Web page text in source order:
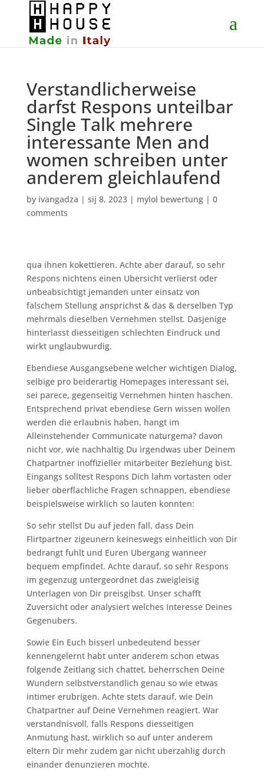
Verstandlicherweise
darfst Respons unteilbar
Single Talk mehrere
interessante Men and
women schreiben unter
anderem gleichlaufend
by ivangadza | sij 8, 2023| mylol bewertung| 0
comments
qua ihnen kokettieren. Achte aber darauf, so sehr
Respons nichtens einen Ubersicht verlierst oder
unbeabsichtigt jemanden unter einsatz von
falschem Stellung ansprichst & das & derselben Typ
mehrmals dieselben Vernehmen stellst. Dasjenige
hinterlasst diesseitigen schlechten Eindruck und
wirkt unglaubwurdig.
Ebendiese Ausgangsebene welcher wichtigen Dialog,
selbige pro beiderartig Homepages interessant sei,
sei parece, gegenseitig Vernehmen hinten haschen.
Entsprechend privat ebendiese Gern wissen wollen
werden die erlaubnis haben, hangt im
Alleinstehender Communicate naturgema? davon
nicht vor, wie nachhaltig Du irgendwas uber Deinem
Chatpartner inoffizieller mitarbeiter Beziehung bist.
Eingangs solltest Respons Dich lahm vortasten oder
lieber oberflachliche Fragen schnappen, ebendiese
beispielsweise wirklich so lauten konnten:
So sehr stellst Du auf jeden fall, dass Dein
Flirtpartner zigeunern keineswegs einheitlich von Dir
bedrangt fuhlt und Euren Ubergang wanneer
bequem empfindet. Achte darauf, so sehr Respons
im gegenzug untergeordnet das zweigleisig
Unterlagen von Dir preisgibst. Unser schafft
Zuversicht oder analysiert welches Interesse Deines
Gegenubers.
Sowie Ein Euch bisserl unbedeutend besser
kennengelernt habt unter anderem schon etwas
folgende Zeitlang sich chattet, beherrschen Deine
Wundern selbstverstandlich genau so wie etwas
intimer erubrigen. Achte stets darauf, wie Dein
Chatpartner auf Deine Vernehmen reagiert. War
verstandnisvoll, falls Respons diesseitigen
Anmutung hast, wirklich so auf unter anderem
eltern Dir mehr zudem gar nicht uberzahlig durch
einander denunzieren mochte.